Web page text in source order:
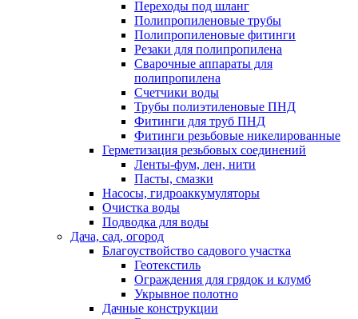
Переходы под шланг
Полипропиленовые трубы
Полипропиленовые фитинги
Резаки для полипропилена
Сварочные аппараты для
полипропилена
Счетчики воды
Трубы полиэтиленовые ПНД
Фитинги для труб ПНД
Фитинги резьбовые никелированные
Герметизация резьбовых соединений
Ленты-фум, лен, нити
Пасты, смазки
Насосы, гидроаккумуляторы
Очистка воды
Подводка для воды
Дача, сад, огород
Благоуствойство садового участка
Геотекстиль
Ограждения для грядок и клумб
Укрывное полотно
Дачные конструкции